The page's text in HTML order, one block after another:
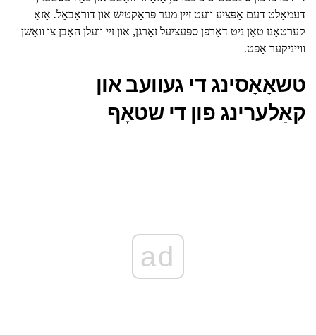
דעמאָלט דעם אָפּציע וועט זיין מער פּראַקטיש און דוראַבאַל. אַזאַ
קערטאַנז טאָן ניט דאַרפן ספּעציעל זאָרגן, און זיי וועלן האָבן צו וואַשן
ווייניקער אָפט.
טשאָאָסינג די געוועב און
קאַלערינג פון די שטאָף
ad